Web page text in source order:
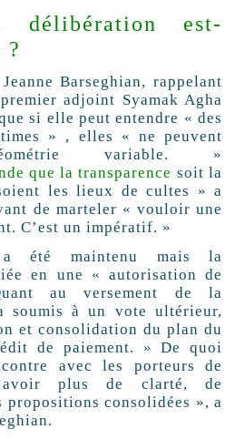
délibération est-
?
Barseghian, rappelant
adjoint Syamak Agha
si elle peut entendre « des
» , elles « ne peuvent
variable. »
que la transparence soit la
les lieux de cultes » a
de marteler « vouloir une
C’est un impératif. »
été maintenu mais la
en une « autorisation de
au versement de la
soumis à un vote ultérieur,
et consolidation du plan du
de paiement. » De quoi
avec les porteurs de
plus de clarté, de
propositions consolidées », a